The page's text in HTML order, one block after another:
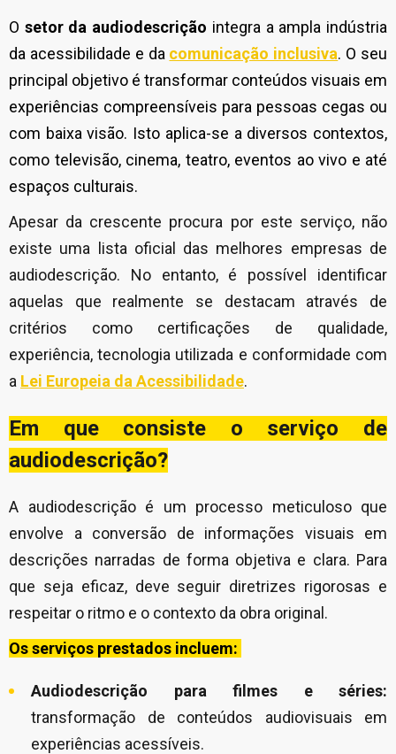
O setor da audiodescrição integra a ampla indústria
da acessibilidade e da comunicação inclusiva. O seu
principal objetivo é transformar conteúdos visuais em
experiências compreensíveis para pessoas cegas ou
com baixa visão. Isto aplica-se a diversos contextos,
como televisão, cinema, teatro, eventos ao vivo e até
espaços culturais.
Apesar da crescente procura por este serviço, não
existe uma lista oficial das melhores empresas de
audiodescrição. No entanto, é possível identificar
aquelas que realmente se destacam através de
critérios como certificações de qualidade,
experiência, tecnologia utilizada e conformidade com
a Lei Europeia da Acessibilidade.
Em que consiste o serviço de
audiodescrição?
A audiodescrição é um processo meticuloso que
envolve a conversão de informações visuais em
descrições narradas de forma objetiva e clara. Para
que seja eficaz, deve seguir diretrizes rigorosas e
respeitar o ritmo e o contexto da obra original.
Os serviços prestados incluem:
Audiodescrição para filmes e séries:
transformação de conteúdos audiovisuais em
experiências acessíveis.